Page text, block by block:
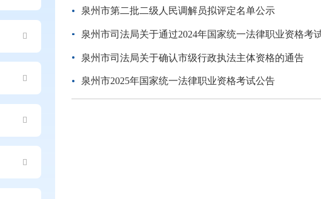
泉州市第二批二级人民调解员拟评定名单公示
泉州市司法局关于通过2024年国家统一法律职业资格
泉州市司法局关于确认市级行政执法主体资格的通告
泉州市2025年国家统一法律职业资格考试公告